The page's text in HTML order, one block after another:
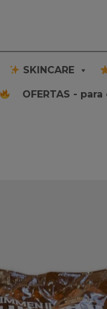
SKINCARE
OFERTAS -